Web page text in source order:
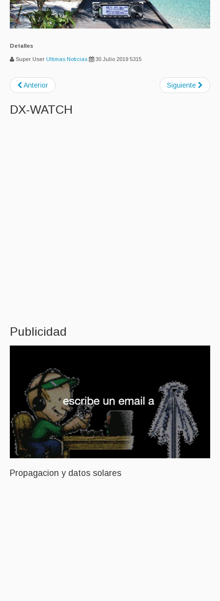
Detalles
Super User Ultimas Noticias 30 Julio 2019 5315
Anterior Siguiente
DX-WATCH
Publicidad
Propagacion y datos solares